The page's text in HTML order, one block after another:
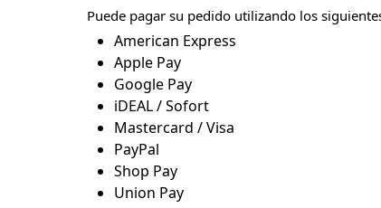
Puede pagar su pedido utilizando los
American Express
Apple Pay
Google Pay
iDEAL / Sofort
Mastercard / Visa
PayPal
Shop Pay
Union Pay